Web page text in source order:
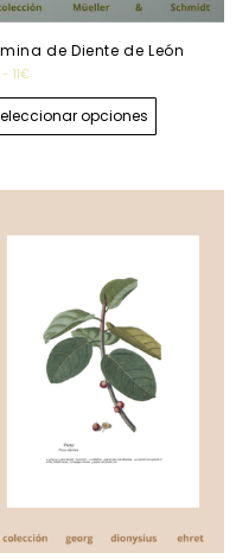
de Diente de León
- 11€
opciones